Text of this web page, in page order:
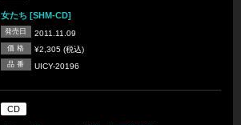
女たち [SHM-CD]
発売日 2011.11.09
価 格 ¥2,305 (税込)
品 番 UICY-20196
CD